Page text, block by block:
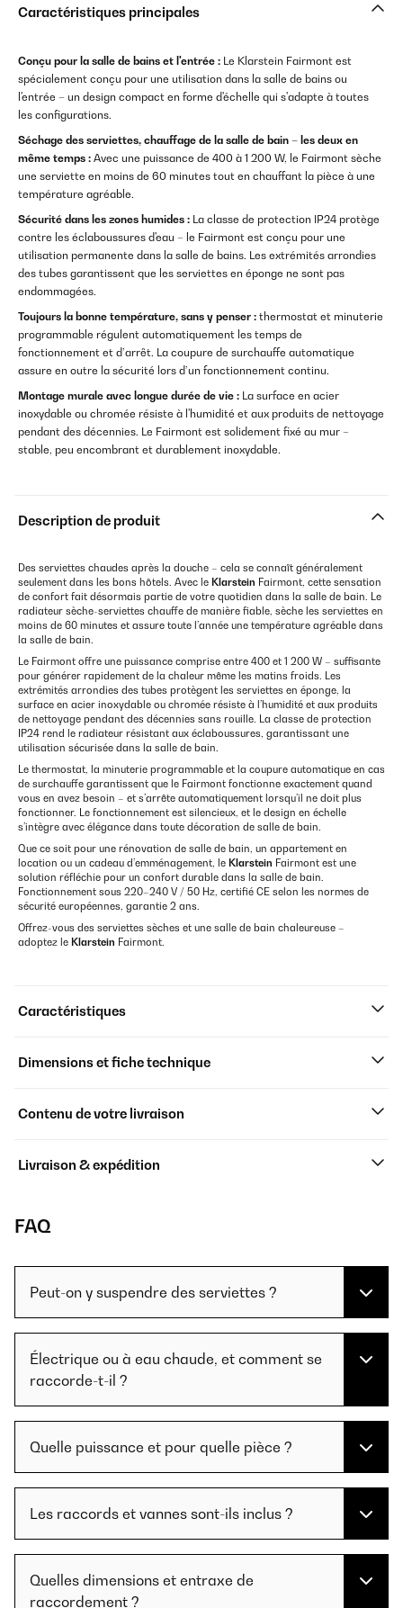
Caractéristiques principales
Conçu pour la salle de bains et l'entrée : Le Klarstein Fairmont est
spécialement conçu pour une utilisation dans la salle de bains ou
l'entrée – un design compact en forme d'échelle qui s'adapte à toutes
les configurations.
Séchage des serviettes, chauffage de la salle de bain – les deux en
même temps : Avec une puissance de 400 à 1 200 W, le Fairmont sèche
une serviette en moins de 60 minutes tout en chauffant la pièce à une
température agréable.
Sécurité dans les zones humides : La classe de protection IP24 protège
contre les éclaboussures d'eau – le Fairmont est conçu pour une
utilisation permanente dans la salle de bains. Les extrémités arrondies
des tubes garantissent que les serviettes en éponge ne sont pas
endommagées.
Toujours la bonne température, sans y penser : thermostat et minuterie
programmable régulent automatiquement les temps de
fonctionnement et d’arrêt. La coupure de surchauffe automatique
assure en outre la sécurité lors d’un fonctionnement continu.
Montage murale avec longue durée de vie : La surface en acier
inoxydable ou chromée résiste à l'humidité et aux produits de nettoyage
pendant des décennies. Le Fairmont est solidement fixé au mur –
stable, peu encombrant et durablement inoxydable.
Description de produit
Des serviettes chaudes après la douche – cela se connaît généralement
seulement dans les bons hôtels. Avec le Klarstein Fairmont, cette sensation
de confort fait désormais partie de votre quotidien dans la salle de bain. Le
radiateur sèche-serviettes chauffe de manière fiable, sèche les serviettes en
moins de 60 minutes et assure toute l’année une température agréable dans
la salle de bain.
Le Fairmont offre une puissance comprise entre 400 et 1 200 W – suffisante
pour générer rapidement de la chaleur même les matins froids. Les
extrémités arrondies des tubes protègent les serviettes en éponge, la
surface en acier inoxydable ou chromée résiste à l’humidité et aux produits
de nettoyage pendant des décennies sans rouille. La classe de protection
IP24 rend le radiateur résistant aux éclaboussures, garantissant une
utilisation sécurisée dans la salle de bain.
Le thermostat, la minuterie programmable et la coupure automatique en cas
de surchauffe garantissent que le Fairmont fonctionne exactement quand
vous en avez besoin – et s’arrête automatiquement lorsqu’il ne doit plus
fonctionner. Le fonctionnement est silencieux, et le design en échelle
s’intègre avec élégance dans toute décoration de salle de bain.
Que ce soit pour une rénovation de salle de bain, un appartement en
location ou un cadeau d’emménagement, le Klarstein Fairmont est une
solution réfléchie pour un confort durable dans la salle de bain.
Fonctionnement sous 220–240 V / 50 Hz, certifié CE selon les normes de
sécurité européennes, garantie 2 ans.
Offrez-vous des serviettes sèches et une salle de bain chaleureuse –
adoptez le Klarstein Fairmont.
Caractéristiques
Dimensions et fiche technique
Contenu de votre livraison
Livraison & expédition
FAQ
Peut-on y suspendre des serviettes ?
Électrique ou à eau chaude, et comment se
raccorde-t-il ?
Quelle puissance et pour quelle pièce ?
Les raccords et vannes sont-ils inclus ?
Quelles dimensions et entraxe de
raccordement ?